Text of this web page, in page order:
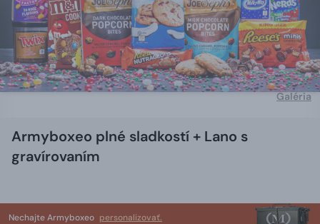
Galéria
Armyboxeo plné sladkostí + Lano s
gravírovaním
Nechajte Armyboxeo personalizovať.